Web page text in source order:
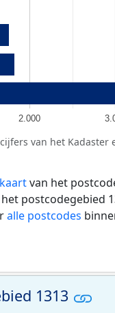
2.000
van het Kadaster
kaartvan het
postcodegebied
alle postcodes
1313